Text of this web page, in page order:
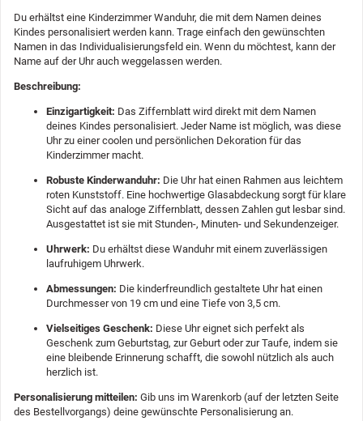
Du erhältst eine Kinderzimmer Wanduhr, die mit dem Namen deines
Kindes personalisiert werden kann. Trage einfach den gewünschten
Namen in das Individualisierungsfeld ein. Wenn du möchtest, kann der
Name auf der Uhr auch weggelassen werden.
Beschreibung:
Einzigartigkeit: Das Ziffernblatt wird direkt mit dem Namen
deines Kindes personalisiert. Jeder Name ist möglich, was diese
Uhr zu einer coolen und persönlichen Dekoration für das
Kinderzimmer macht.
Robuste Kinderwanduhr: Die Uhr hat einen Rahmen aus leichtem
roten Kunststoff. Eine hochwertige Glasabdeckung sorgt für klare
Sicht auf das analoge Ziffernblatt, dessen Zahlen gut lesbar sind.
Ausgestattet ist sie mit Stunden-, Minuten- und Sekundenzeiger.
Uhrwerk: Du erhältst diese Wanduhr mit einem zuverlässigen
laufruhigem Uhrwerk.
Abmessungen: Die kinderfreundlich gestaltete Uhr hat einen
Durchmesser von 19 cm und eine Tiefe von 3,5 cm.
Vielseitiges Geschenk: Diese Uhr eignet sich perfekt als
Geschenk zum Geburtstag, zur Geburt oder zur Taufe, indem sie
eine bleibende Erinnerung schafft, die sowohl nützlich als auch
herzlich ist.
Personalisierung mitteilen: Gib uns im Warenkorb (auf der letzten Seite
des Bestellvorgangs) deine gewünschte Personalisierung an.